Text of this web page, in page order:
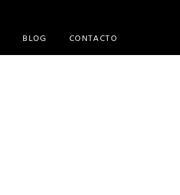
BLOG CONTACTO